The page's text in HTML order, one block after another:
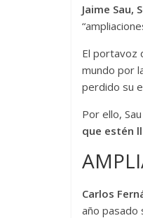
Jaime Sau,
El portavoz
mundo por
perdido su
Por ello,
que estén
Carlos
año pasado